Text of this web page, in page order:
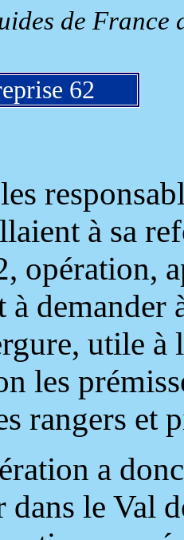
de France
62
à sa
opération,
demander
utile à
les
rangers et
a
le Val